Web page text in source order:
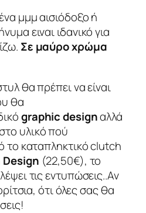
μμμ αισιόδοξο ή
ειναι ιδανικό για
Σε μαύρο χρώμα
θα πρέπει να είναι
θα
graphic designαλλά
υλικό πού
το καταπληκτικό clutch
(22,50€), το
τις εντυπώσεις..Αν
ότι όλες σας θα